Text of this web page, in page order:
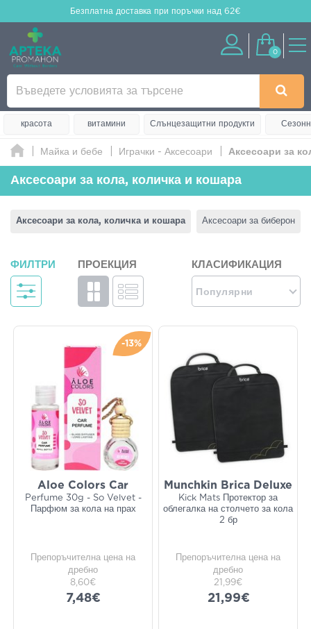
Безплатна доставка при поръчки над 62€
0
красота витамини Слънцезащитни продукти
Майка и бебе Играчки - Аксесоари Аксесоари за
Аксесоари за кола, количка и кошара
Аксесоари за кола, количка и кошара Аксесоари за биберон
ФИЛТРИ ПРОЕКЦИЯ КЛАСИФИКАЦИЯ
Популярни
-13%
Aloe Colors Car
Perfume 30g - So Velvet -
Парфюм за кола на прах
Препоръчителна цена на
дребно
8,60€
7,48€
Munchkin Brica Deluxe
Kick Mats Протектор за
облегалка на столчето за кола
2 бр
Препоръчителна цена на
дребно
21,99€
21,99€